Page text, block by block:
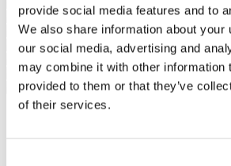
provide social media features and to
We also share information about your
our social media, advertising and
may combine it with other information
provided to them or that they’ve
of their services.